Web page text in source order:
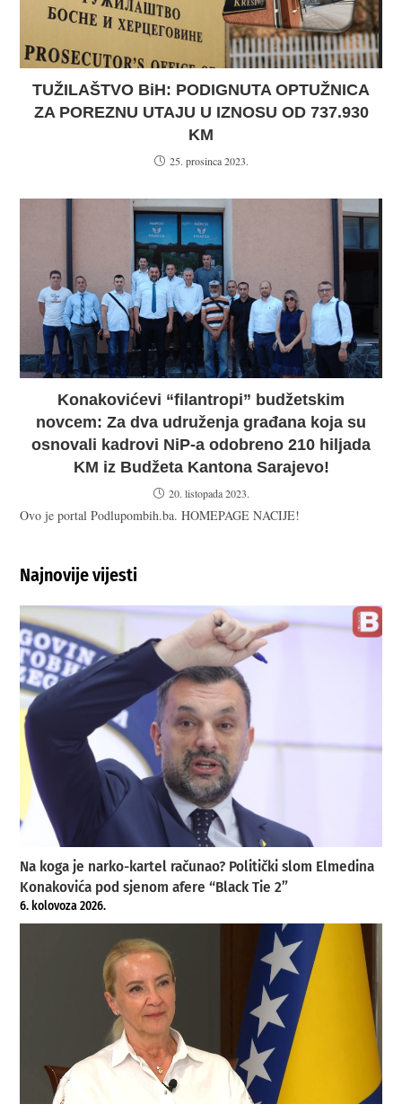
TUŽILAŠTVO BiH: PODIGNUTA OPTUŽNICA
ZA POREZNU UTAJU U IZNOSU OD 737.930
KM
25. prosinca 2023.
Konakovićevi “filantropi” budžetskim
novcem: Za dva udruženja građana koja su
osnovali kadrovi NiP-a odobreno 210 hiljada
KM iz Budžeta Kantona Sarajevo!
20. listopada 2023.
Ovo je portal Podlupombih.ba. HOMEPAGE NACIJE!
Najnovije vijesti
Na koga je narko-kartel računao? Politički slom Elmedina
Konakovića pod sjenom afere “Black Tie 2”
6. kolovoza 2026.